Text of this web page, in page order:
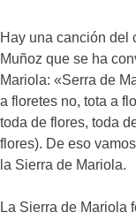
Hay una canción del
Muñoz que se ha
Mariola: «Serra de
a floretes no, tota a
toda de flores, toda
flores). De eso
la Sierra de Mariola.
La Sierra de Mariola